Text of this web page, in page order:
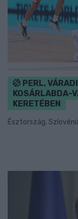
PERL,
KOSÁRLABDA-
KERETÉBEN
Észtország,